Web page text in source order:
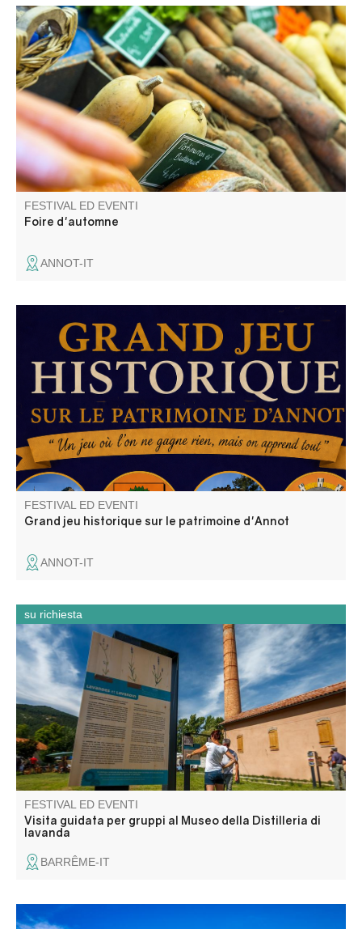
Les nombreux exposants proposent tous produits.
FESTIVAL ED EVENTI
Foire d'automne
ANNOT-IT
Annot : le patrimoine en questions. Découvrez Annot
autrement ! "Le seul jeu où l'on à tout à apprendre… et
rien à gagner!
FESTIVAL ED EVENTI
Grand jeu historique sur le patrimoine d'Annot
ANNOT-IT
Accompagnati da un mediatore culturale, scoprite questa
ex distilleria di profumi. La distilleria è stata costruita nel
1905 da un'azienda tedesca con una presenza
internazionale.
FESTIVAL ED EVENTI
Visita guidata per gruppi al Museo della Distilleria di
lavanda
su richiesta
BARRÊME-IT